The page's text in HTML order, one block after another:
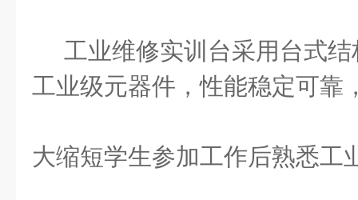
工业维修实训台采用台式结
工业级元器件，性能稳定可靠
大缩短学生参加工作后熟悉工